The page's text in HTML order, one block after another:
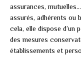
assurances,
assurés, adhérents ou
cela, elle dispose d’un
des mesures
établissements et